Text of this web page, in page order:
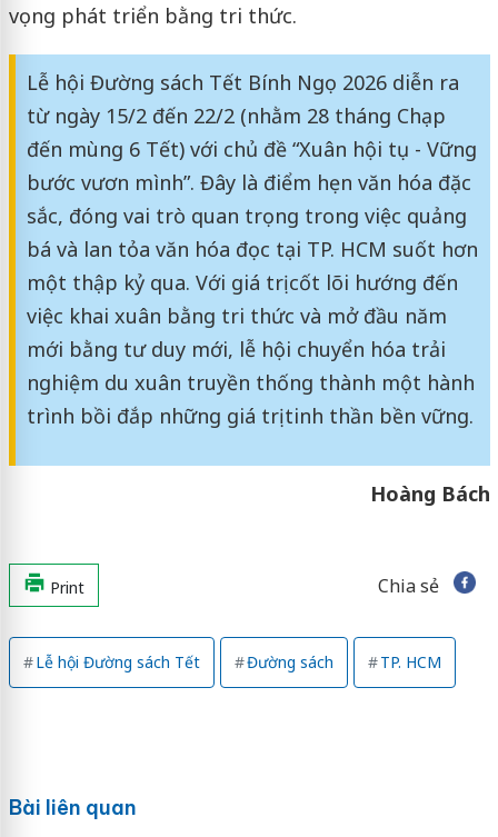
vọng phát triển bằng tri thức.
Lễ hội Đường sách Tết Bính Ngọ 2026 diễn ra
từ ngày 15/2 đến 22/2 (nhằm 28 tháng Chạp
đến mùng 6 Tết) với chủ đề “Xuân hội tụ - Vững
bước vươn mình”. Đây là điểm hẹn văn hóa đặc
sắc, đóng vai trò quan trọng trong việc quảng
bá và lan tỏa văn hóa đọc tại TP. HCM suốt hơn
một thập kỷ qua. Với giá trị cốt lõi hướng đến
việc khai xuân bằng tri thức và mở đầu năm
mới bằng tư duy mới, lễ hội chuyển hóa trải
nghiệm du xuân truyền thống thành một hành
trình bồi đắp những giá trị tinh thần bền vững.
Hoàng Bách
Print Chia sẻ
Lễ hội Đường sách Tết Đường sách TP. HCM
Bài liên quan